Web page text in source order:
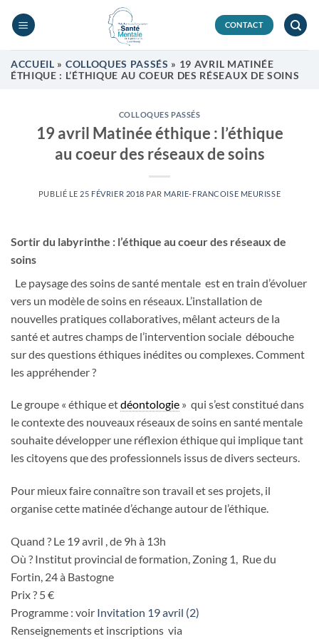
CONTACT
ACCUEIL » COLLOQUES PASSÉS » 19 AVRIL MATINÉE
ÉTHIQUE : L’ÉTHIQUE AU COEUR DES RÉSEAUX DE SOINS
COLLOQUES PASSÉS
19 avril Matinée éthique : l’éthique
au coeur des réseaux de soins
PUBLIÉ LE 25 FÉVRIER 2018 PAR MARIE-FRANCOISE MEURISSE
Sortir du labyrinthe : l’éthique au coeur des réseaux de
soins
Le paysage des soins de santé mentale est en train d’évoluer
vers un modèle de soins en réseaux. L’installation de
nouvelles pratiques collaboratives, mêlant acteurs de la
santé et autres champs de l’intervention sociale débouche
sur des questions éthiques inédites ou complexes. Comment
les appréhender ?
Le groupe « éthique etdéontologie » qui s’est constitué dans
le contexte des nouveaux réseaux de soins en santé mentale
souhaite développer une réflexion éthique qui implique tant
les citoyens que des professionnels issus de divers secteurs.
Pour mieux faire connaître son travail et ses projets, il
organise cette matinée d’échange autour de l’éthique.
Quand ? Le 19 avril , de 9h à 13h
Où ? Institut provincial de formation, Zoning 1, Rue du
Fortin, 24 à Bastogne
Prix ? 5 €
Programme : voir Invitation 19 avril (2)
Renseignements et inscriptions via